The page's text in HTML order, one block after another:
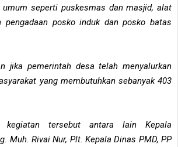
seperti puskesmas dan masjid, alat
pengadaan posko induk dan posko batas
jika pemerintah desa telah menyalurkan
yang membutuhkan sebanyak 403
tersebut antara lain Kepala
Muh. Rivai Nur, Plt. Kepala Dinas PMD, PP